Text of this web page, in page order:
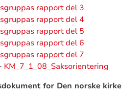
rapport del 3
rapport del 4
rapport del 5
rapport del 6
rapport del 7
KM_7_1_08_Saksorientering
for Den norske kirke